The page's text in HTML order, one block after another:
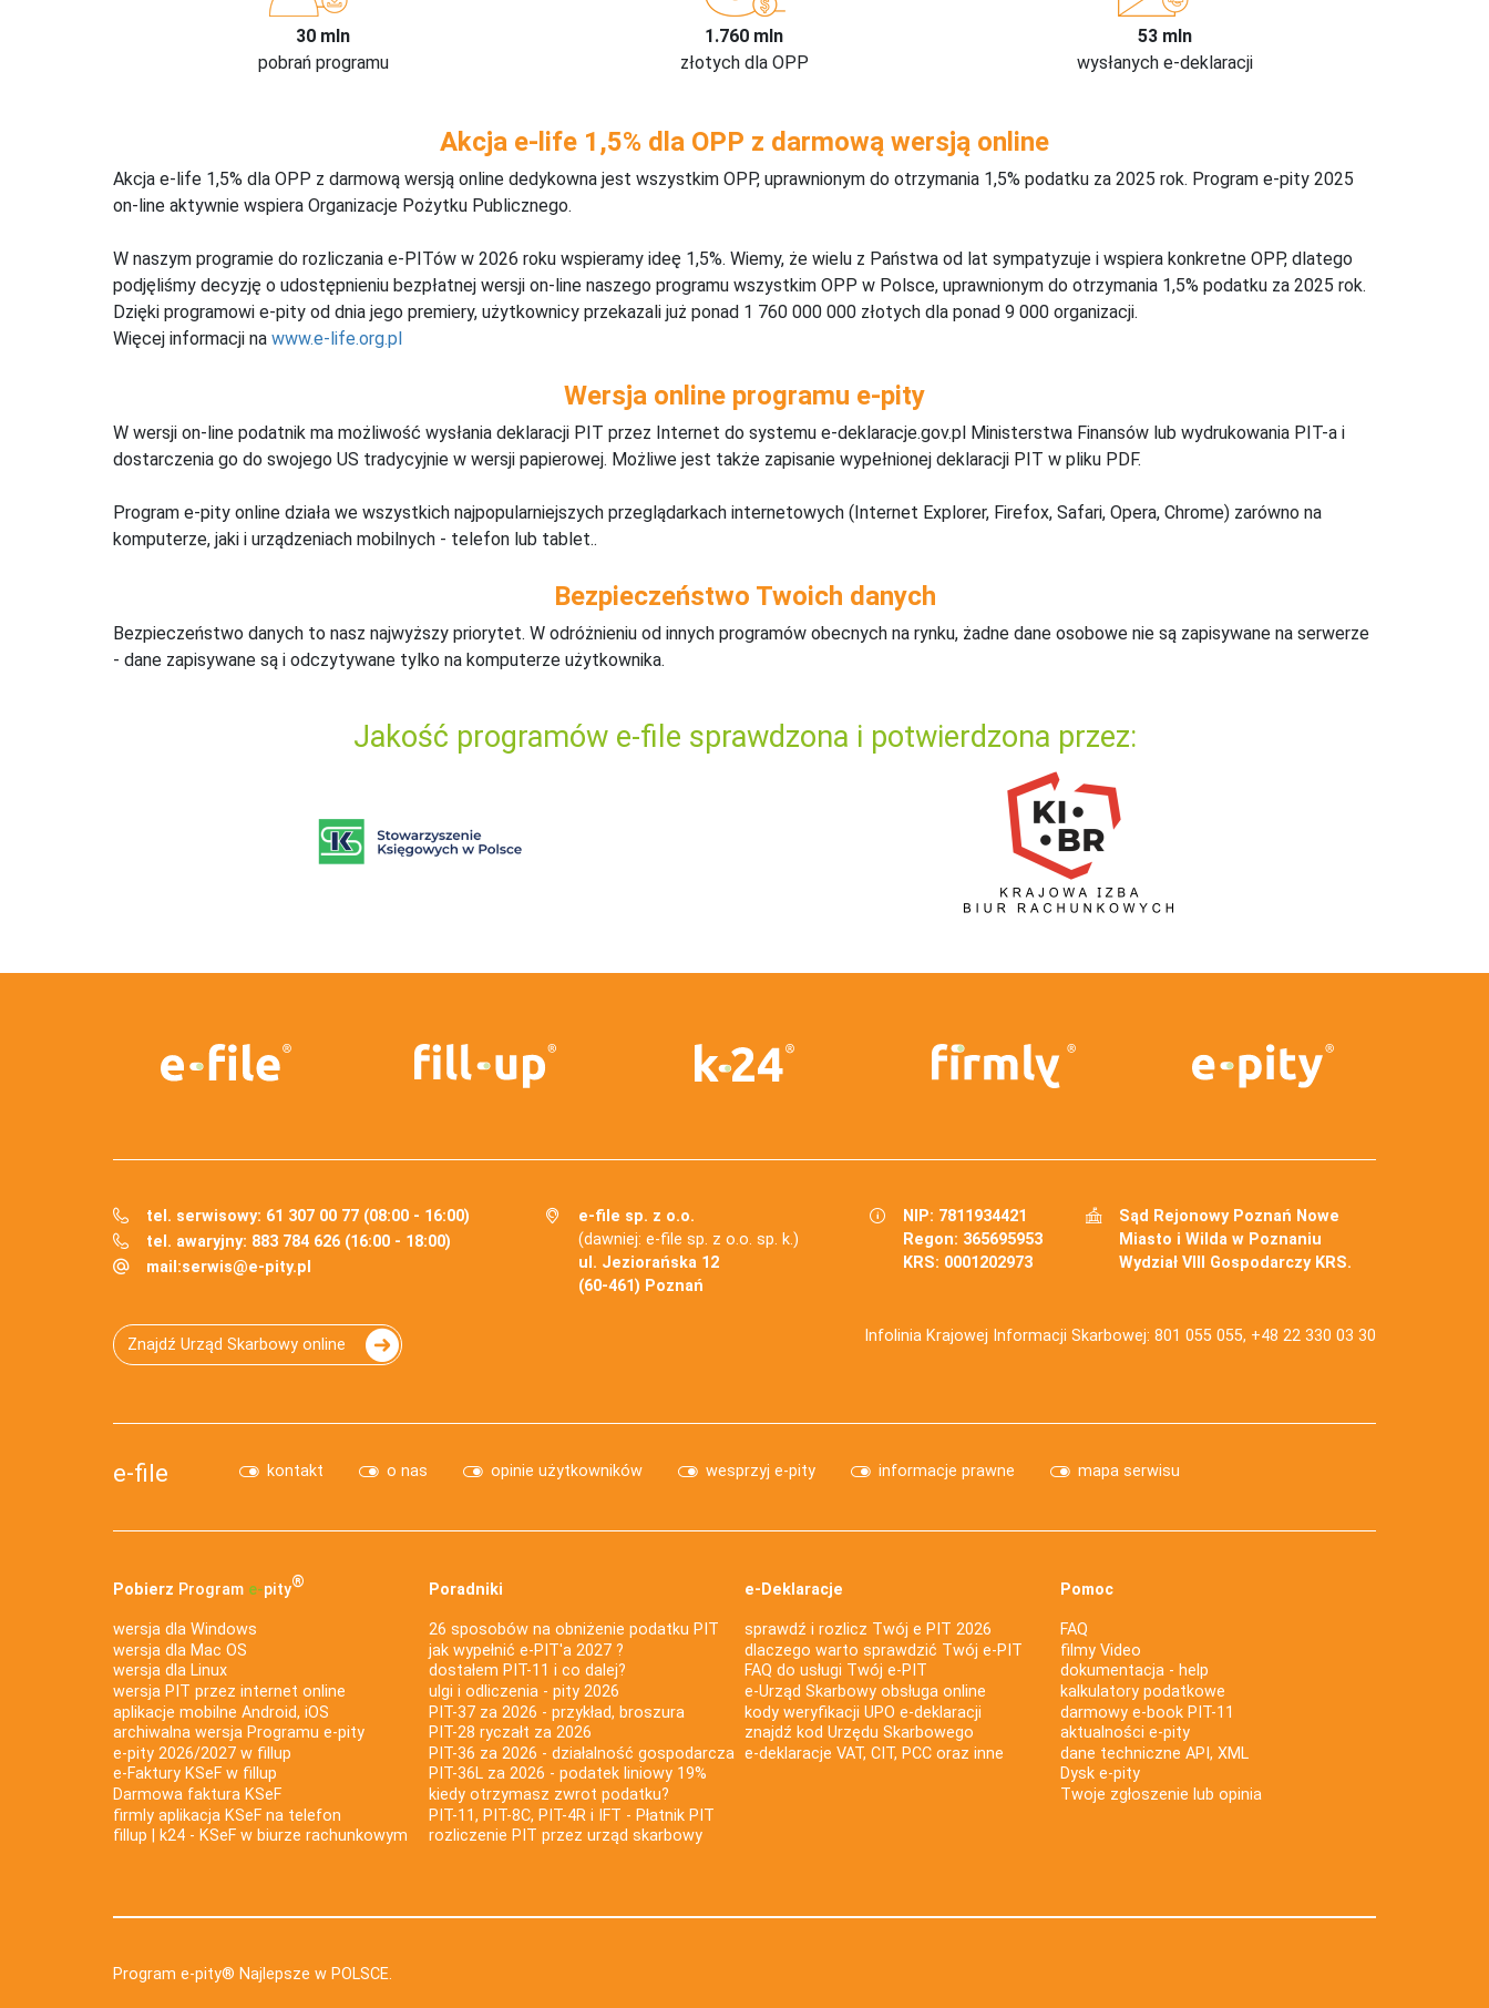
30 mln
pobrań programu
1.760 mln
złotych dla OPP
53 mln
wysłanych e-deklaracji
Akcja e-life 1,5% dla OPP z darmową wersją online
Akcja e-life 1,5% dla OPP z darmową wersją online dedykowna jest wszystkim OPP, uprawnionym do otrzymania 1,5% podatku za 2025 rok. Program e-pity 2025
on-line aktywnie wspiera Organizacje Pożytku Publicznego.
W naszym programie do rozliczania e-PITów w 2026 roku wspieramy ideę 1,5%. Wiemy, że wielu z Państwa od lat sympatyzuje i wspiera konkretne OPP, dlatego
podjęliśmy decyzję o udostępnieniu bezpłatnej wersji on-line naszego programu wszystkim OPP w Polsce, uprawnionym do otrzymania 1,5% podatku za 2025 rok.
Dzięki programowi e-pity od dnia jego premiery, użytkownicy przekazali już ponad 1 760 000 000 złotych dla ponad 9 000 organizacji.
Więcej informacji na www.e-life.org.pl
Wersja online programu e-pity
W wersji on-line podatnik ma możliwość wysłania deklaracji PIT przez Internet do systemu e-deklaracje.gov.pl Ministerstwa Finansów lub wydrukowania PIT-a i
dostarczenia go do swojego US tradycyjnie w wersji papierowej. Możliwe jest także zapisanie wypełnionej deklaracji PIT w pliku PDF.
Program e-pity online działa we wszystkich najpopularniejszych przeglądarkach internetowych (Internet Explorer, Firefox, Safari, Opera, Chrome) zarówno na
komputerze, jaki i urządzeniach mobilnych - telefon lub tablet..
Bezpieczeństwo Twoich danych
Bezpieczeństwo danych to nasz najwyższy priorytet. W odróżnieniu od innych programów obecnych na rynku, żadne dane osobowe nie są zapisywane na serwerze
- dane zapisywane są i odczytywane tylko na komputerze użytkownika.
Jakość programów e-file sprawdzona i potwierdzona przez:
tel. serwisowy: 61 307 00 77 (08:00 - 16:00)
tel. awaryjny: 883 784 626 (16:00 - 18:00)
mail:serwis@e-pity.pl
e-file sp. z o.o.
(dawniej: e-file sp. z o.o. sp. k.)
ul. Jeziorańska 12
(60-461) Poznań
NIP: 7811934421
Regon: 365695953
KRS: 0001202973
Sąd Rejonowy Poznań Nowe
Miasto i Wilda w Poznaniu
Wydział VIII Gospodarczy KRS.
Znajdź Urząd Skarbowy online Infolinia Krajowej Informacji Skarbowej: 801 055 055, +48 22 330 03 30
e-file kontakt o nas opinie użytkowników wesprzyj e-pity informacje prawne mapa serwisu
Pobierz Program e‑pity®
wersja dla Windows
wersja dla Mac OS
wersja dla Linux
wersja PIT przez internet online
aplikacje mobilne Android, iOS
archiwalna wersja Programu e-pity
e-pity 2026/2027 w fillup
e‑Faktury KSeF w fillup
Darmowa faktura KSeF
firmly aplikacja KSeF na telefon
fillup | k24 - KSeF w biurze rachunkowym
Poradniki
26 sposobów na obniżenie podatku PIT
jak wypełnić e-PIT'a 2027 ?
dostałem PIT-11 i co dalej?
ulgi i odliczenia - pity 2026
PIT-37 za 2026 - przykład, broszura
PIT-28 ryczałt za 2026
PIT-36 za 2026 - działalność gospodarcza
PIT-36L za 2026 - podatek liniowy 19%
kiedy otrzymasz zwrot podatku?
PIT-11, PIT-8C, PIT-4R i IFT - Płatnik PIT
rozliczenie PIT przez urząd skarbowy
e-Deklaracje
sprawdź i rozlicz Twój e PIT 2026
dlaczego warto sprawdzić Twój e-PIT
FAQ do usługi Twój e-PIT
e-Urząd Skarbowy obsługa online
kody weryfikacji UPO e-deklaracji
znajdź kod Urzędu Skarbowego
e-deklaracje VAT, CIT, PCC oraz inne
Pomoc
FAQ
filmy Video
dokumentacja - help
kalkulatory podatkowe
darmowy e-book PIT-11
aktualności e-pity
dane techniczne API, XML
Dysk e-pity
Twoje zgłoszenie lub opinia
Program e-pity® Najlepsze w POLSCE.